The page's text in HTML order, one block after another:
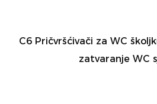
C6 Pričvršćivači za WC
zatvaranje WC